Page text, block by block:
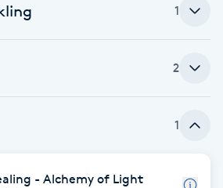
1
2
1
- Alchemy of Light